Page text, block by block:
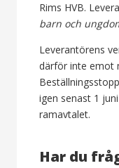
Rims HVB.
barn och
Leverantörens
därför inte emot
igen senast 1
ramavtalet.
Har du